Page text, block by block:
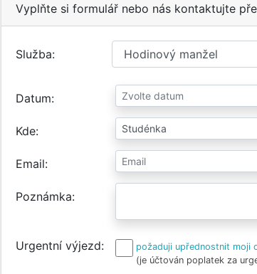
Vyplňte si formulář nebo nás kontaktujte
Služba
Datum
Kde
Email
Poznámka
Urgentní výjezd
požaduji upřednostnit moji
(je účtován poplatek za